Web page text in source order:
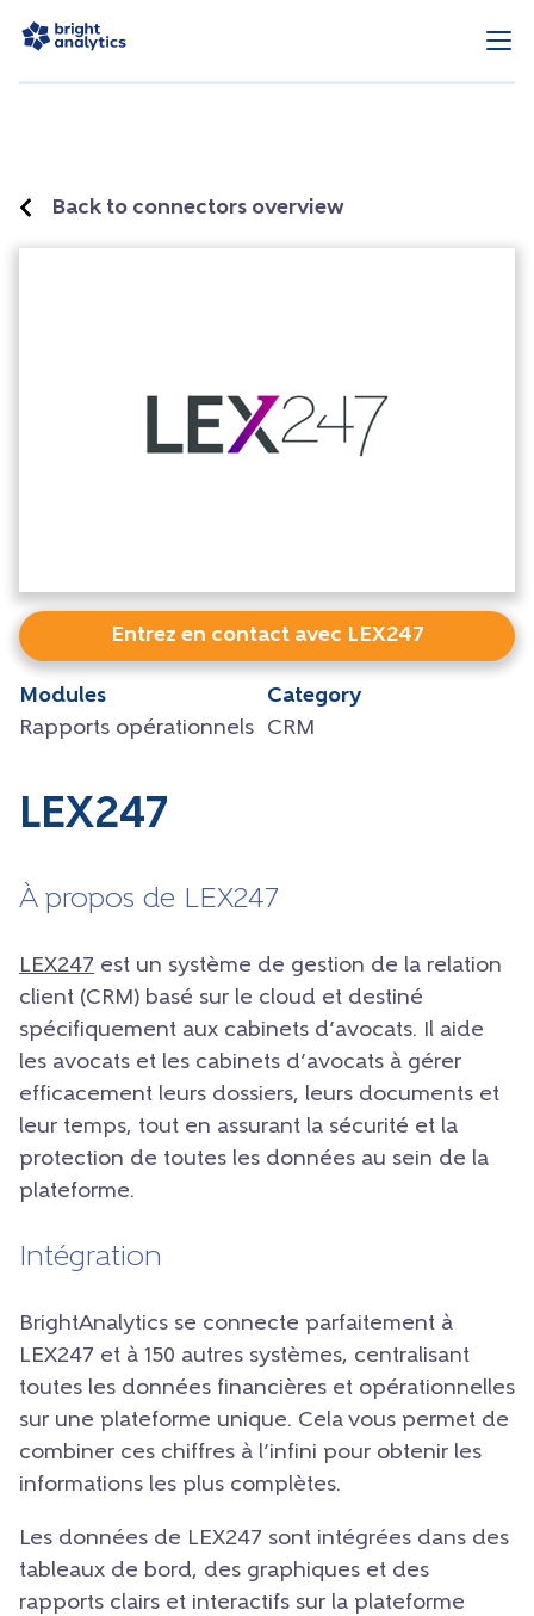
Back to connectors overview
Entrez en contact avec LEX247
Modules
Rapports opérationnels
Category
CRM
LEX247
À propos de LEX247
LEX247 est un système de gestion de la relation
client (CRM) basé sur le cloud et destiné
spécifiquement aux cabinets d’avocats. Il aide
les avocats et les cabinets d’avocats à gérer
efficacement leurs dossiers, leurs documents et
leur temps, tout en assurant la sécurité et la
protection de toutes les données au sein de la
plateforme.
Intégration
BrightAnalytics se connecte parfaitement à
LEX247 et à 150 autres systèmes, centralisant
toutes les données financières et opérationnelles
sur une plateforme unique. Cela vous permet de
combiner ces chiffres à l’infini pour obtenir les
informations les plus complètes.
Les données de LEX247 sont intégrées dans des
tableaux de bord, des graphiques et des
rapports clairs et interactifs sur la plateforme